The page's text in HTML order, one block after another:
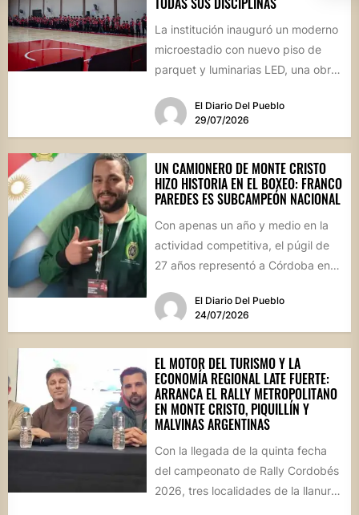
La institución inauguró un moderno
microestadio con nuevo piso de
parquet y luminarias LED, una obra
El Diario Del Pueblo
29/07/2026
UN CAMIONERO DE MONTE CRISTO
HIZO HISTORIA EN EL BOXEO: FRANCO
PAREDES ES SUBCAMPEÓN NACIONAL
Con apenas un año y medio en la
actividad competitiva, el púgil de
27 años representó a Córdoba en
El Diario Del Pueblo
24/07/2026
EL MOTOR DEL TURISMO Y LA
ECONOMÍA REGIONAL LATE FUERTE:
ARRANCA EL RALLY METROPOLITANO
EN MONTE CRISTO, PIQUILLÍN Y
MALVINAS ARGENTINAS
Con la llegada de la quinta fecha
del campeonato de Rally Cordobés
2026, tres localidades de la llanura